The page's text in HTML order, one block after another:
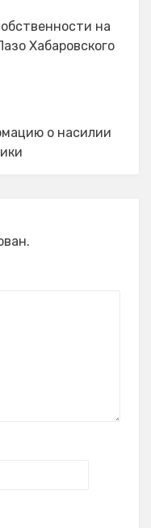
на
Хабаровского
о насилии